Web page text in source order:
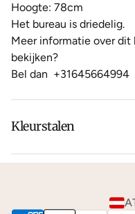
Hoogte: 78cm
Het bureau is driedelig.
Meer informatie over
bekijken?
Bel dan +31645664994
Kleurstalen
Is de leer of hout kleur